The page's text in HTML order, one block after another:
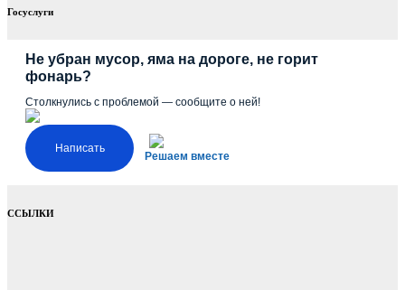
Госуслуги
Не убран мусор, яма на дороге, не горит
фонарь?
Столкнулись с проблемой — сообщите о ней!
Написать
Решаем вместе
ССЫЛКИ